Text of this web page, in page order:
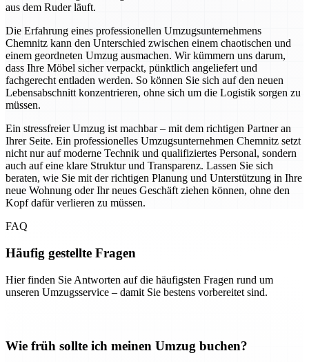
aus dem Ruder läuft.
Die Erfahrung eines professionellen Umzugsunternehmens
Chemnitz kann den Unterschied zwischen einem chaotischen und
einem geordneten Umzug ausmachen. Wir kümmern uns darum,
dass Ihre Möbel sicher verpackt, pünktlich angeliefert und
fachgerecht entladen werden. So können Sie sich auf den neuen
Lebensabschnitt konzentrieren, ohne sich um die Logistik sorgen zu
müssen.
Ein stressfreier Umzug ist machbar – mit dem richtigen Partner an
Ihrer Seite. Ein professionelles Umzugsunternehmen Chemnitz setzt
nicht nur auf moderne Technik und qualifiziertes Personal, sondern
auch auf eine klare Struktur und Transparenz. Lassen Sie sich
beraten, wie Sie mit der richtigen Planung und Unterstützung in Ihre
neue Wohnung oder Ihr neues Geschäft ziehen können, ohne den
Kopf dafür verlieren zu müssen.
FAQ
Häufig gestellte Fragen
Hier finden Sie Antworten auf die häufigsten Fragen rund um
unseren Umzugsservice – damit Sie bestens vorbereitet sind.
Wie früh sollte ich meinen Umzug buchen?